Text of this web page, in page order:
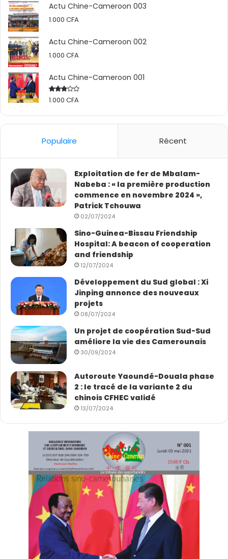
Actu Chine-Cameroon 003
1.000 CFA
Actu Chine-Cameroon 002
1.000 CFA
Actu Chine-Cameroon 001
Rated
1.000 CFA
Populaire Récent
Exploitation de fer de Mbalam-
Nabeba : « la première production
commence en novembre 2024 »,
Patrick Tchouwa
02/07/2024
Sino-Guinea-Bissau Friendship
Hospital: A beacon of cooperation
and friendship
12/07/2024
Développement du Sud global : Xi
Jinping annonce des nouveaux
projets
08/07/2024
Un projet de coopération Sud-Sud
améliore la vie des Camerounais
30/09/2024
Autoroute Yaoundé-Douala phase
2 : le tracé de la variante 2 du
chinois CFHEC validé
13/07/2024